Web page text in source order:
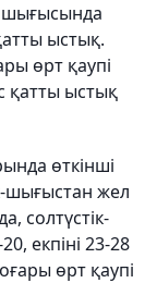
шығысында
ыстық.
өрт қаупі
қатты ыстық
өткінші
шығыстан жел
солтүстік-
екпіні 23-28
өрт қаупі